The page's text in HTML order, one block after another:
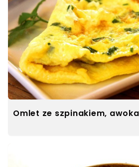
Omlet ze szpinakiem,